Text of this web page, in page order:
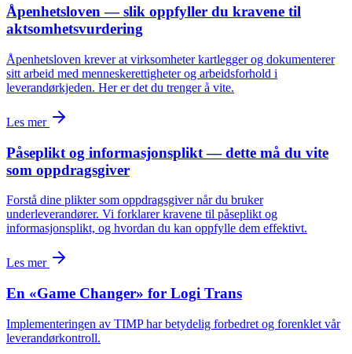
Åpenhetsloven — slik oppfyller du kravene til
aktsomhetsvurdering
Åpenhetsloven krever at virksomheter kartlegger og dokumenterer
sitt arbeid med menneskerettigheter og arbeidsforhold i
leverandørkjeden. Her er det du trenger å vite.
Les mer
Påseplikt og informasjonsplikt — dette må du vite
som oppdragsgiver
Forstå dine plikter som oppdragsgiver når du bruker
underleverandører. Vi forklarer kravene til påseplikt og
informasjonsplikt, og hvordan du kan oppfylle dem effektivt.
Les mer
En «Game Changer» for Logi Trans
Implementeringen av TIMP har betydelig forbedret og forenklet vår
leverandørkontroll.